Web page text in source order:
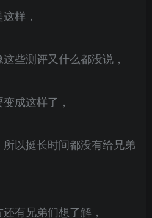
样，
些测评又什么都没说，
成这样了，
以挺长时间都没有给兄弟
有兄弟们想了解，